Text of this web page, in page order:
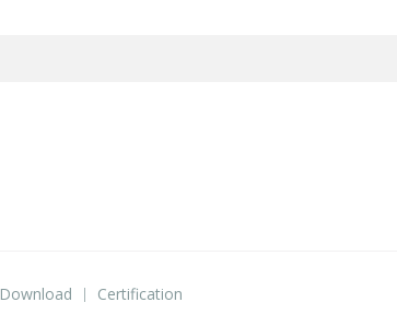
Download Certification